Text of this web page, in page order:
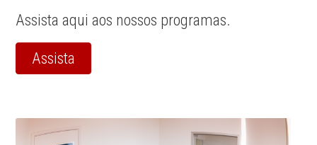
Assista aqui aos nossos programas.
Assista